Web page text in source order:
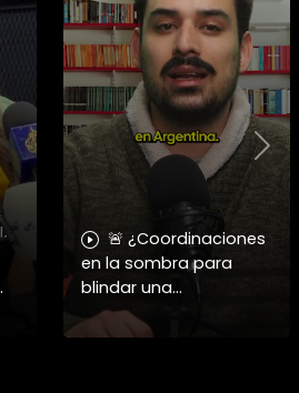
🚨 ¿Coordinaciones
en la sombra para
blindar una
candidatura
presidencial? Nuevos